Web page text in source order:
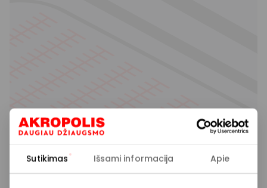
Sutikimas Išsami informacija Apie